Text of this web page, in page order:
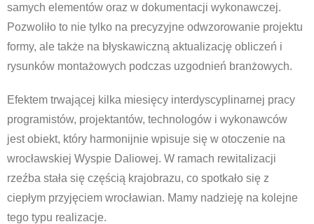
samych elementów oraz w dokumentacji wykonawczej.
Pozwoliło to nie tylko na precyzyjne odwzorowanie projektu
formy, ale także na błyskawiczną aktualizację obliczeń i
rysunków montażowych podczas uzgodnień branżowych.
Efektem trwającej kilka miesięcy interdyscyplinarnej pracy
programistów, projektantów, technologów i wykonawców
jest obiekt, który harmonijnie wpisuje się w otoczenie na
wrocławskiej Wyspie Daliowej. W ramach rewitalizacji
rzeźba stała się częścią krajobrazu, co spotkało się z
ciepłym przyjęciem wrocławian. Mamy nadzieję na kolejne
tego typu realizacje.